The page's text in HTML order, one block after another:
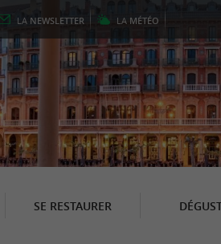
LA NEWSLETTER LA MÉTÉO
SE RESTAURER